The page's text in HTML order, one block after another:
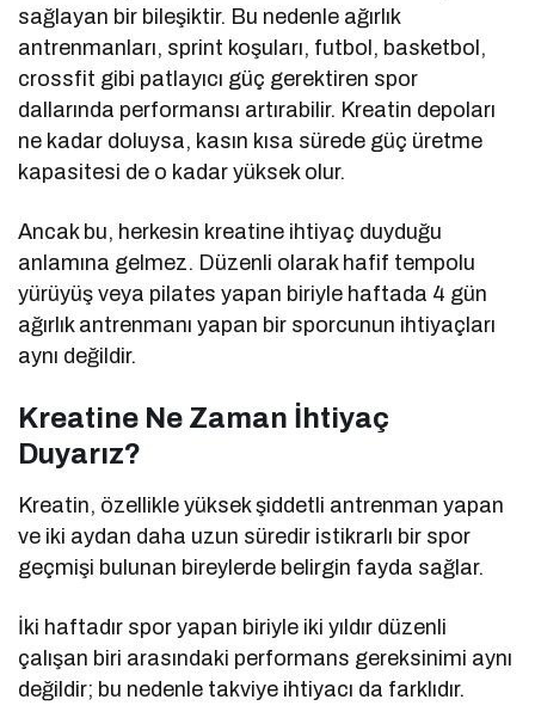
sağlayan bir bileşiktir. Bu nedenle ağırlık
antrenmanları, sprint koşuları, futbol, basketbol,
crossfit gibi patlayıcı güç gerektiren spor
dallarında performansı artırabilir. Kreatin depoları
ne kadar doluysa, kasın kısa sürede güç üretme
kapasitesi de o kadar yüksek olur.
Ancak bu, herkesin kreatine ihtiyaç duyduğu
anlamına gelmez. Düzenli olarak hafif tempolu
yürüyüş veya pilates yapan biriyle haftada 4 gün
ağırlık antrenmanı yapan bir sporcunun ihtiyaçları
aynı değildir.
Kreatine Ne Zaman İhtiyaç
Duyarız?
Kreatin, özellikle yüksek şiddetli antrenman yapan
ve iki aydan daha uzun süredir istikrarlı bir spor
geçmişi bulunan bireylerde belirgin fayda sağlar.
İki haftadır spor yapan biriyle iki yıldır düzenli
çalışan biri arasındaki performans gereksinimi aynı
değildir; bu nedenle takviye ihtiyacı da farklıdır.